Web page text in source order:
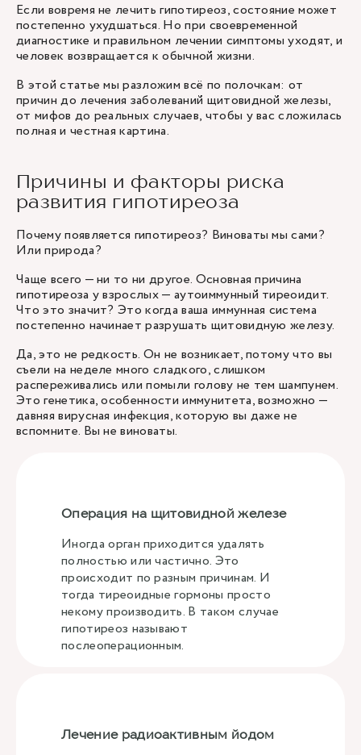
Если вовремя не лечить гипотиреоз, состояние может
постепенно ухудшаться. Но при своевременной
диагностике и правильном лечении симптомы уходят, и
человек возвращается к обычной жизни.
В этой статье мы разложим всё по полочкам: от
причин до лечения заболеваний щитовидной железы,
от мифов до реальных случаев, чтобы у вас сложилась
полная и честная картина.
Причины и факторы риска
развития гипотиреоза
Почему появляется гипотиреоз? Виноваты мы сами?
Или природа?
Чаще всего — ни то ни другое. Основная причина
гипотиреоза у взрослых — аутоиммунный тиреоидит.
Что это значит? Это когда ваша иммунная система
постепенно начинает разрушать щитовидную железу.
Да, это не редкость. Он не возникает, потому что вы
съели на неделе много сладкого, слишком
распереживались или помыли голову не тем шампунем.
Это генетика, особенности иммунитета, возможно —
давняя вирусная инфекция, которую вы даже не
вспомните. Вы не виноваты.
Операция на щитовидной железе
Иногда орган приходится удалять
полностью или частично. Это
происходит по разным причинам. И
тогда тиреоидные гормоны просто
некому производить. В таком случае
гипотиреоз называют
послеоперационным.
Лечение радиоактивным йодом